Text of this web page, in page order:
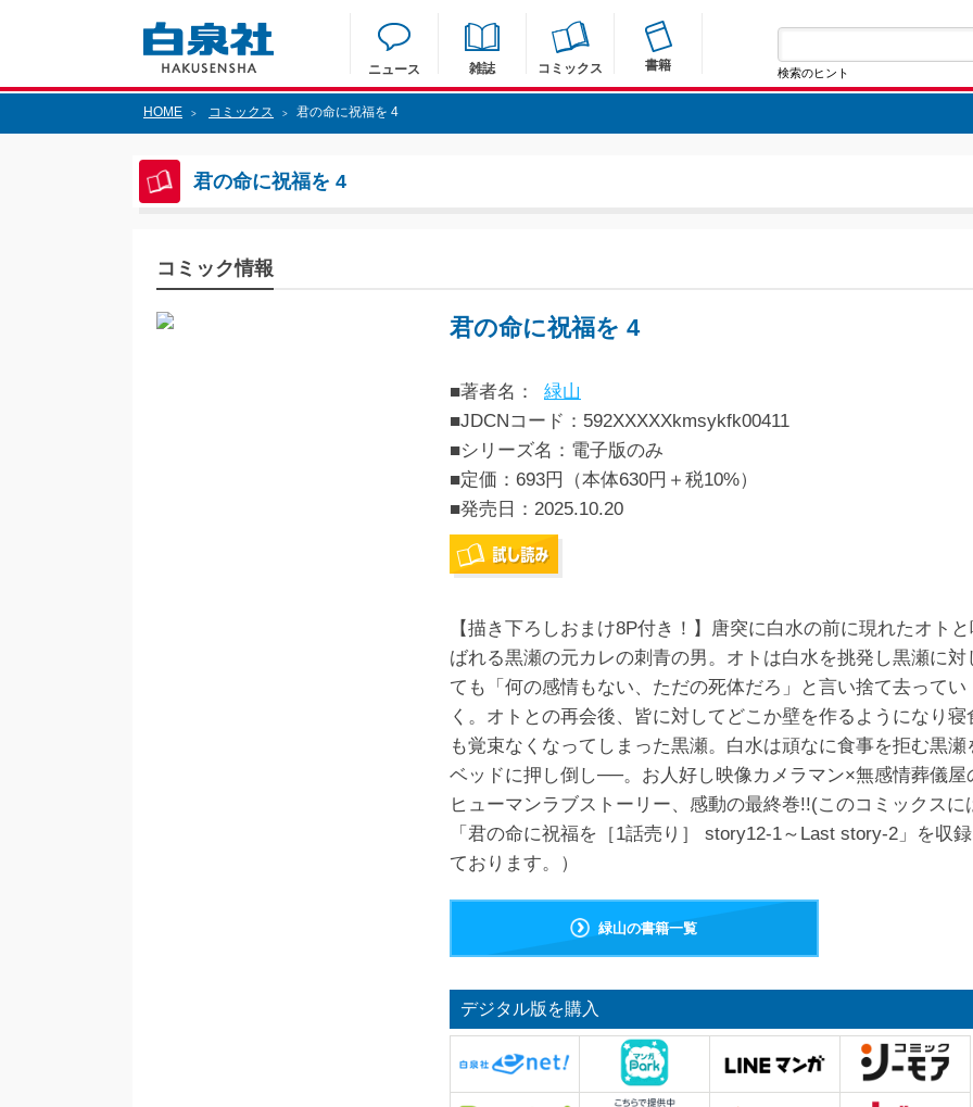
ニュース 雑誌 コミックス 書籍 検索のヒント
HOME > コミックス > 君の命に祝福を 4
君の命に祝福を 4
コミック情報
君の命に祝福を 4
■著者名：
緑山
■JDCNコード：592XXXXXkmsykfk00411
■シリーズ名：電子版のみ
■定価：693円（本体630円＋税10%）
■発売日： 2025.10.20
【描き下ろしおまけ8P付き！】唐突に白水の前に現れたオト
ばれる黒瀬の元カレの刺青の男。オトは白水を挑発し黒瀬に対
ても「何の感情もない、ただの死体だろ」と言い捨て去ってい
く。オトとの再会後、皆に対してどこか壁を作るようになり寝
も覚束なくなってしまった黒瀬。白水は頑なに食事を拒む黒瀬
ベッドに押し倒し──。お人好し映像カメラマン×無感情葬儀屋
ヒューマンラブストーリー、感動の最終巻!!(このコミックスに
「君の命に祝福を［1話売り］ story12-1～Last story-2」を収
ております。）
緑山の書籍一覧
デジタル版を購入